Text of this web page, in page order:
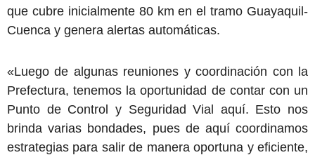
que cubre inicialmente 80 km en el tramo Guayaquil-
Cuenca y genera alertas automáticas.
«Luego de algunas reuniones y coordinación con la
Prefectura, tenemos la oportunidad de contar con un
Punto de Control y Seguridad Vial aquí. Esto nos
brinda varias bondades, pues de aquí coordinamos
estrategias para salir de manera oportuna y eficiente,